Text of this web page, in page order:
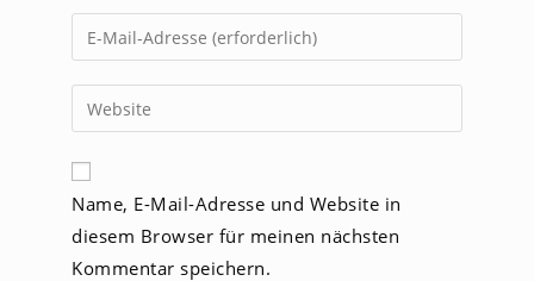
Namen
oder
zum
Kommentieren
ein
Gib
deine
E-
Mail-
zum
Kommentieren
ein
Gib
deine
Website-
URL
ein
(optional)
Name, E-Mail-Adresse und Website in
diesem Browser für meinen nächsten
Kommentar speichern.